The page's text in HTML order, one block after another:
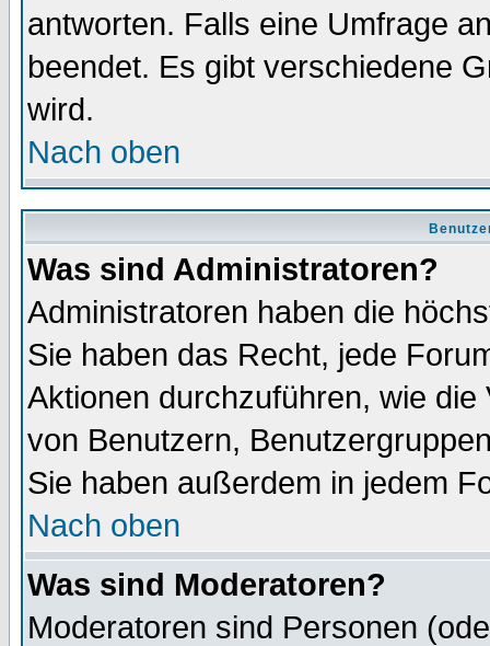
antworten. Falls eine Umfrage
beendet. Es gibt verschiedene
wird.
Nach oben
Was sind Administratoren?
Administratoren haben die
Sie haben das Recht, jede
Aktionen durchzuführen, wie
von Benutzern,
Sie haben außerdem in jedem
Nach oben
Was sind Moderatoren?
Moderatoren sind Personen